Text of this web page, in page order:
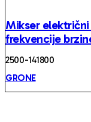
Mikser
frekvencije
2500 -141800
GRONE